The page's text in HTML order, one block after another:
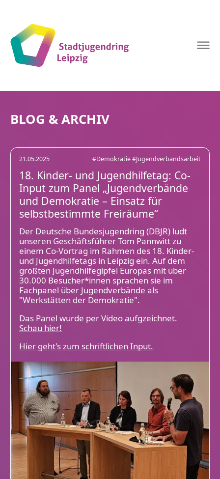
Leipzig
BLOG & ARCHIV
18. Kinder- und Jugendhilfetag: Co-
Input zum Panel „Jugendverbände
und Demokratie – Einsatz für
selbstbestimmte Freiräume“
Der Deutsche Bundesjugendring (DBJR) ludt
unseren Geschäftsführer Tom Pannwitt zu
einem Co-Vortrag im Rahmen des 18. Kinder-
und Jugendhilfetags in Leipzig ein. Auf dem
größten Jugendhilfegipfel Europas mit über
30.000 Besucher*innen sprachen sie im
Fachpanel über Jugendverbände als
"Werkstätten der Demokratie".
Das Panel wurde per Video aufgzeichnet.
Schau hier!
Hier geht's zum schriftlichen Input.
21.05.2025 #Demokratie#Jugendverbandsarbeit